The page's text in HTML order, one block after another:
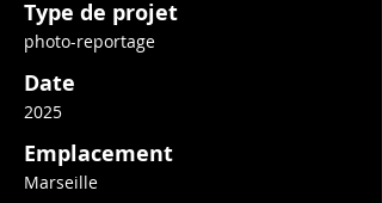
Type de projet
photo-reportage
Date
2025
Emplacement
Marseille